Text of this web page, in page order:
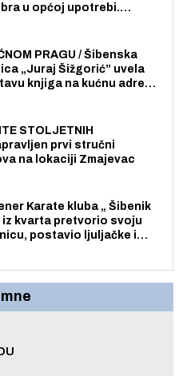
u općoj upotrebi.
PRAGU / Šibenska
„Juraj Šižgorić” uvela
knjiga na kućnu adresu
STOLJETNIH
prvi stručni
na lokaciji Zmajevac
Karate kluba „ Šibenik
iz kvarta pretvorio svoju
postavio ljuljačke i